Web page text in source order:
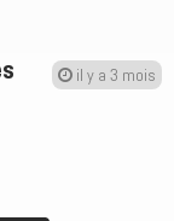
il y a 3 mois